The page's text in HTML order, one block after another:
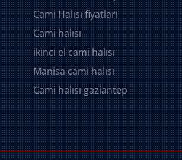
Cami Halısı fiyatları
Cami halısı
ikinci el cami halısı
Manisa cami halısı
Cami halısı gaziantep